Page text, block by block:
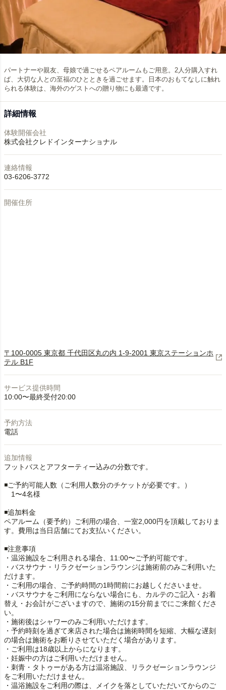
パートナーや親友、母娘で過ごせるペアルームもご用意。2人分購入すれ
ば、大切な人との至福のひとときを過ごせます。日本のおもてなしに触れ
られる体験は、海外のゲストへの贈り物にも最適です。
詳細情報
体験開催会社
株式会社クレドインターナショナル
連絡情報
03-6206-3772
開催住所
〒100-0005 東京都 千代田区丸の内 1-9-2001 東京ステーションホ
テル B1F
サービス提供時間
10:00〜最終受付20:00
予約方法
電話
追加情報
フットバスとアフターティー込みの分数です。
◾️ご予約可能人数（ご利用人数分のチケットが必要です。）
1〜4名様
◾️追加料金
ペアルーム（要予約）ご利用の場合、一室2,000円を頂戴しておりま
す。費用は当日店舗にてお支払いください。
◾️注意事項
・温浴施設をご利用される場合、11:00〜ご予約可能です。
・バスサウナ・リラクゼーションラウンジは施術前のみご利用いた
だけます。
・ご利用の場合、ご予約時間の1時間前にお越しくださいませ。
・バスサウナをご利用にならない場合にも、カルテのご記入・お着
替え・お会計がございますので、施術の15分前までにご来館くださ
い。
・施術後はシャワーのみご利用いただけます。
・予約時刻を過ぎて来店された場合は施術時間を短縮、大幅な遅刻
の場合は施術をお断りさせていただく場合があります。
・ご利用は18歳以上からになります。
・妊娠中の方はご利用いただけません。
・刺青・タトゥーがある方は温浴施設、リラクゼーションラウンジ
をご利用いただけません。
・温浴施設をご利用の際は、メイクを落としていただいてからのご